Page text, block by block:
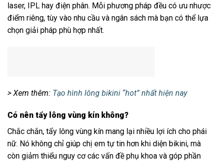
laser, IPL hay điện phân. Mỗi phương pháp đều có ưu nhược
điểm riêng, tùy vào nhu cầu và ngân sách mà bạn có thể lựa
chọn giải pháp phù hợp nhất.
> Xem thêm: Tạo hình lông bikini “hot” nhất hiện nay
Có nên tẩy lông vùng kín không?
Chắc chắn, tẩy lông vùng kín mang lại nhiều lợi ích cho phái
nữ. Nó không chỉ giúp chị em tự tin hơn khi diện bikini, mà
còn giảm thiểu nguy cơ các vấn đề phụ khoa và góp phần